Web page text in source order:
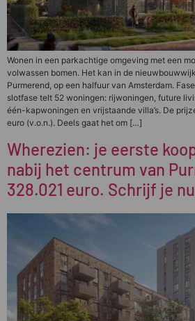
Wonen in een parkachtige omgeving met een
volwassen bomen. Het kan in de
Purmerend, op een halfuur van Amsterdam.
slotfase telt 52 woningen: rijwoningen, future
één-kapwoningen en vrijstaande villa’s. De
euro (v.o.n.). Deels gaat het om […]
Wherezien: je eerste
nabij het centrum van
328.021 euro. Schrijf je